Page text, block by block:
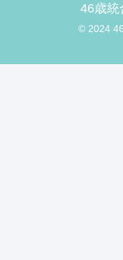
46歳統
© 2024